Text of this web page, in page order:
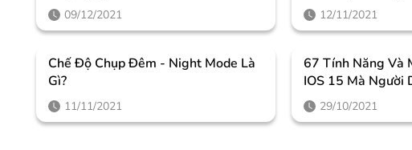
09/12/2021 12/11/2021
Chế Độ Chụp Đêm - Night Mode Là
Gì?
11/11/2021
67 Tính Năng Và
IOS 15 Mà Người
Bỏ Qua
29/10/2021